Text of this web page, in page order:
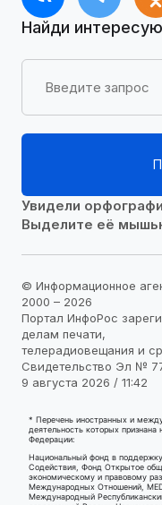
Найди
Увидели
Выделите её
© Информационное
2000 – 2026
Портал ИнфоРос
делам печати,
телерадиовещания и
Свидетельство Эл №
9 августа 2026 / 11:42